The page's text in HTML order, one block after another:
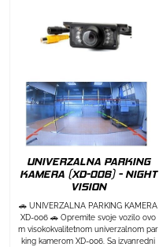
UNIVERZALNA PARKING
KAMERA (XD-006) - NIGHT
VISION
🚗 UNIVERZALNA PARKING KAMERA
XD-006 🚗 Opremite svoje vozilo ovo
m visokokvalitetnom univerzalnom par
king kamerom XD-006. Sa izvanredni